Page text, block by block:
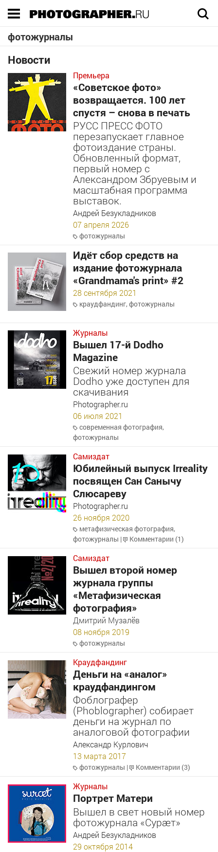
фотожурналы
Новости
Премьера
«Советское фото»
возвращается. 100 лет
спустя – снова в печать
РУСС ПРЕСС ФОТО
перезапускает главное
фотоиздание страны.
Обновленный формат,
первый номер с
Александром Збруевым и
масштабная программа
выставок.
Андрей Безукладников
07 апреля 2026
фотожурналы
Идёт сбор средств на
издание фотожурнала
«Grandmama's print» #2
28 сентября 2021
краудфандинг,фотожурналы
Журналы
Вышел 17-й Dodho
Magazine
Свежий номер журнала
Dodho уже доступен для
скачивания
Photographer.ru
06 июля 2021
современная фотография,
фотожурналы
Самиздат
Юбилейный выпуск Irreality
посвящен Сан Санычу
Слюсареву
Photographer.ru
26 ноября 2020
метафизическая фотография,
фотожурналы | Комментарии (1)
Самиздат
Вышел второй номер
журнала группы
«Метафизическая
фотография»
Дмитрий Музалёв
08 ноября 2019
фотожурналы
Краудфандинг
Деньги на «аналог»
краудфандингом
Фоблографер
(Phoblographer) собирает
деньги на журнал по
аналоговой фотографии
Александр Курлович
13 марта 2017
фотожурналы | Комментарии (3)
Журналы
Портрет Матери
Вышел в свет новый номер
фотожурнала «Сурæт»
Андрей Безукладников
29 октября 2014